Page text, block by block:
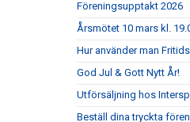
Föreningsupptakt 2026
Årsmötet 10 mars kl.
Hur använder man
God Jul & Gott Nytt År!
Utförsäljning hos
Beställ dina tryckta